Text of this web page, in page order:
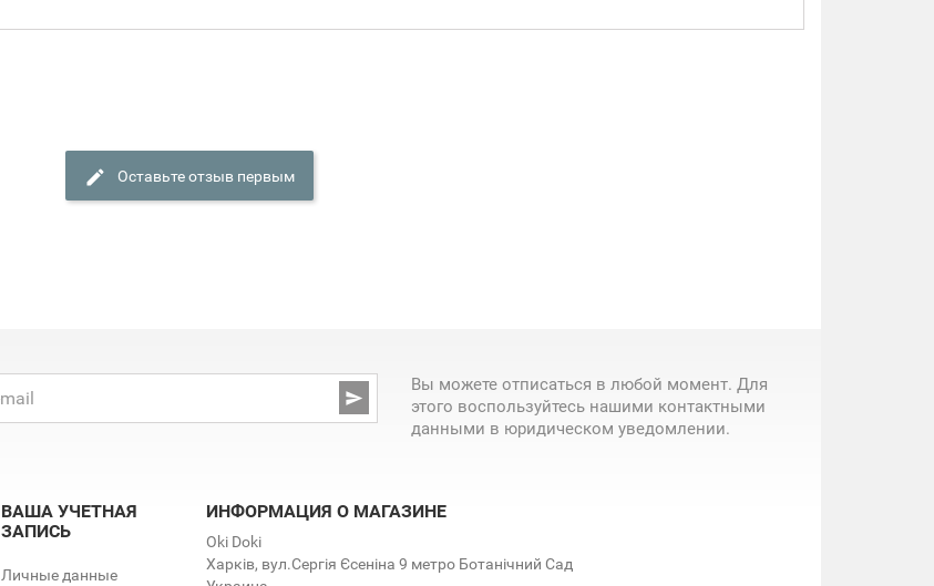
Оставьте отзыв первым

Вы можете отписаться в любой момент. Для
этого воспользуйтесь нашими контактными
данными в юридическом уведомлении.
ВАША УЧЕТНАЯ
ЗАПИСЬ
Личные данные
ИНФОРМАЦИЯ О МАГАЗИНЕ
Oki Doki
Харків, вул.Сергія Єсеніна 9 метро Ботанічний Сад